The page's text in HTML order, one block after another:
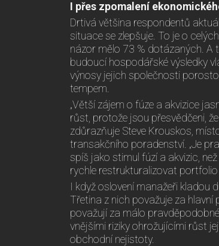
I přes zpomalení
Drtivá většina respondentů
situace se zlepšuje. To je o
názor mělo 73 % dotázaných. A
budoucí hospodářské výsledky
výnosy jejich společnosti
tempem.
„Větší zájem o fúze a akvizice
růst, protože jsou přesvědčeni,
zdůrazňuje Steve Krouskos,
transakčního poradenství. „Je
spíš jako stimul fúzí a akvizic,
rychle restrukturalizovat
I když oslovení manažeři kladou
Třetina z nich považuje za hlavní
považují za málo
vnějšími riziky ohrožujícími růst
obchodní nejistoty.